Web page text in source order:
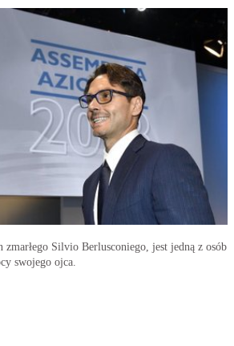
Silvio Berlusconiego, jest jedną z osób
swojego ojca.